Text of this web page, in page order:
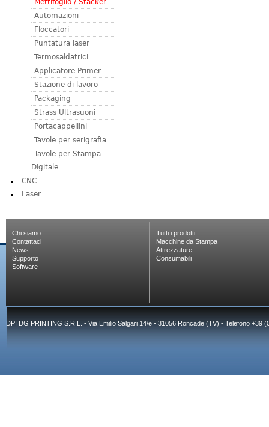
Automazioni
Floccatori
Puntatura laser
Termosaldatrici
Applicatore Primer
Stazione di lavoro
Packaging
Strass Ultrasuoni
Portacappellini
Tavole per serigrafia
Tavole per Stampa
Digitale
CNC
Laser
Chi siamo
Contattaci
News
Supporto
Software
Tutti i prodotti
Macchine da Stampa
Attrezzature
Consumabili
DPI DG PRINTING S.R.L. - Via Emilio Salgari 14/e - 31056 Roncade (TV) - Telefono